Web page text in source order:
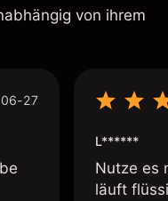
von ihrem
27
L******
Nutze es
läuft